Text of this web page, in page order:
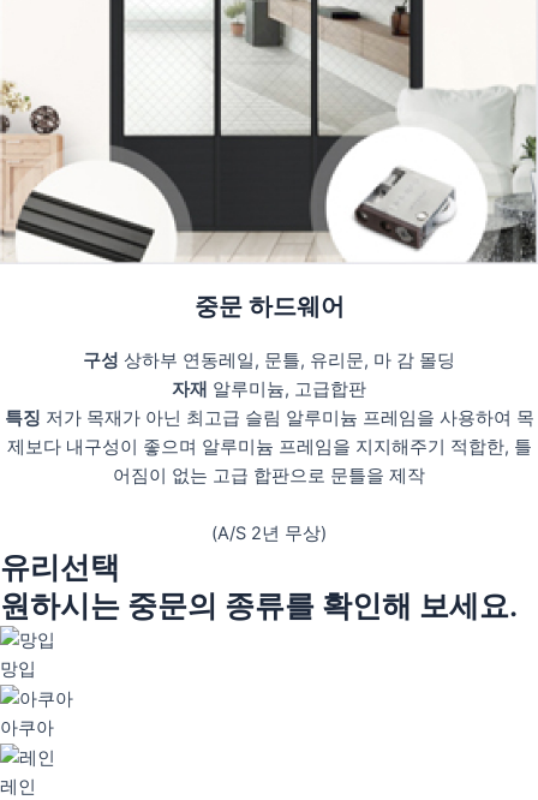
중문 하드웨어
구성 상하부 연동레일, 문틀, 유리문, 마 감 몰딩
자재 알루미늄, 고급합판
특징 저가 목재가 아닌 최고급 슬림 알루미늄 프레임을 사용하여 목
제보다 내구성이 좋으며 알루미늄 프레임을 지지해주기 적합한, 틀
어짐이 없는 고급 합판으로 문틀을 제작
(A/S 2년 무상)
유리선택
원하시는 중문의 종류를 확인해 보세요.
망입
아쿠아
레인